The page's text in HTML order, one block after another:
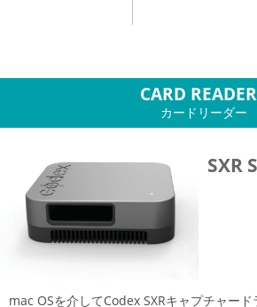
CARD READER
カードリーダー
SXR
mac OSを介してCodex SXRキャプチャー